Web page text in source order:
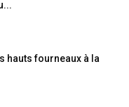
hauts fourneaux à la